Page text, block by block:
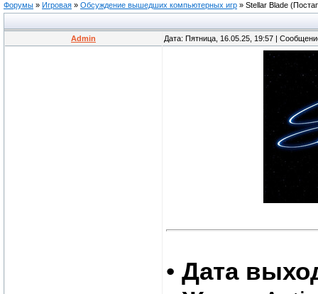
Форумы » Игровая » Обсуждение вышедших компьютерных игр » Stellar Blade
Admin Дата: Пятница, 16.05.25, 19:57 |
• Дата